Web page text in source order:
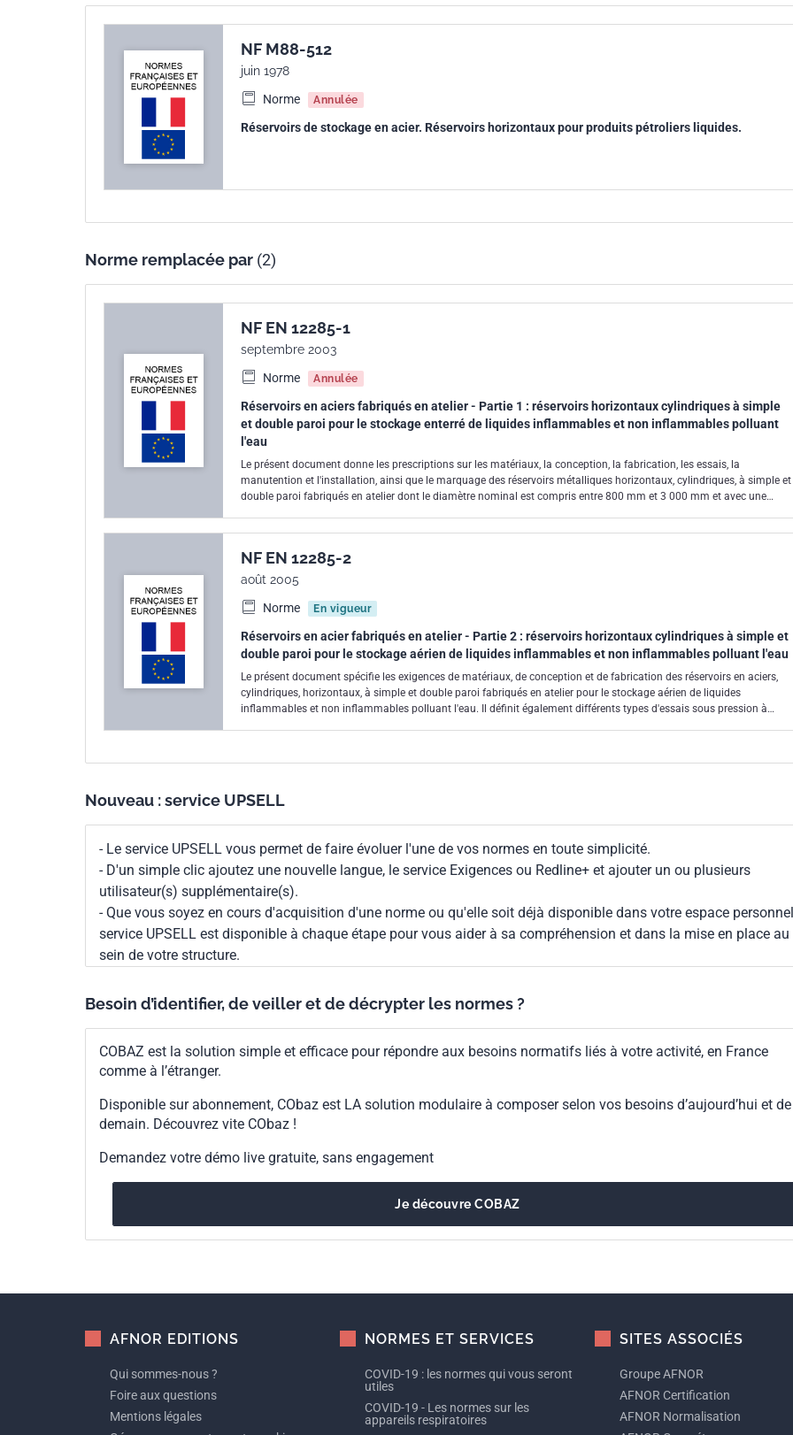
NF M88-512
juin 1978
Norme
Annulée
Réservoirs de stockage en acier. Réservoirs horizontaux pour produits pétroliers liquides.
Norme remplacée par (2)
NF EN 12285-1
septembre 2003
Norme
Annulée
Réservoirs en aciers fabriqués en atelier - Partie 1 : réservoirs horizontaux cylindriques à simple
et double paroi pour le stockage enterré de liquides inflammables et non inflammables polluant
l'eau
Le présent document donne les prescriptions sur les matériaux, la conception, la fabrication, les essais, la
manutention et l'installation, ainsi que le marquage des réservoirs métalliques horizontaux, cylindriques, à simple et
double paroi fabriqués en atelier dont le diamètre nominal est compris entre 800 mm et 3 000 mm et avec une
NF EN 12285-2
août 2005
Norme
En vigueur
Réservoirs en acier fabriqués en atelier - Partie 2 : réservoirs horizontaux cylindriques à simple et
double paroi pour le stockage aérien de liquides inflammables et non inflammables polluant l'eau
Le présent document spécifie les exigences de matériaux, de conception et de fabrication des réservoirs en aciers,
cylindriques, horizontaux, à simple et double paroi fabriqués en atelier pour le stockage aérien de liquides
inflammables et non inflammables polluant l'eau. Il définit également différents types d'essais sous pression à
Nouveau : service UPSELL
- Le service UPSELL vous permet de faire évoluer l'une de vos normes en toute simplicité.
- D'un simple clic ajoutez une nouvelle langue, le service Exigences ou Redline+ et ajouter un ou plusieurs
utilisateur(s) supplémentaire(s).
- Que vous soyez en cours d'acquisition d'une norme ou qu'elle soit déjà disponible dans votre espace
service UPSELL est disponible à chaque étape pour vous aider à sa compréhension et dans la mise en place au
sein de votre structure.
Besoin d’identifier, de veiller et de décrypter les normes ?
COBAZ est la solution simple et efficace pour répondre aux besoins normatifs liés à votre activité, en France
comme à l’étranger.
Disponible sur abonnement, CObaz est LA solution modulaire à composer selon vos besoins d’aujourd’hui et de
demain. Découvrez vite CObaz !
Demandez votre démo live gratuite, sans engagement
Je découvre COBAZ
AFNOR EDITIONS
Qui sommes-nous ?
Foire aux questions
Mentions légales
NORMES ET SERVICES
COVID-19 : les normes qui vous seront
utiles
COVID-19 - Les normes sur les
appareils respiratoires
SITES ASSOCIÉS
Groupe AFNOR
AFNOR Certification
AFNOR Normalisation